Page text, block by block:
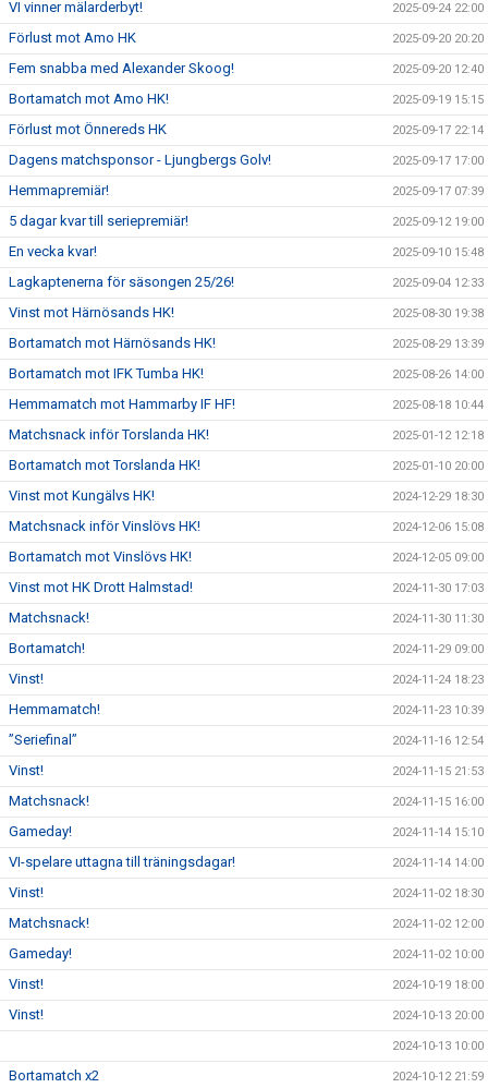
VI vinner mälarderbyt! 2025-09-24 22:00
Förlust mot Amo HK 2025-09-20 20:20
Fem snabba med Alexander Skoog! 2025-09-20 12:40
Bortamatch mot Amo HK! 2025-09-19 15:15
Förlust mot Önnereds HK 2025-09-17 22:14
Dagens matchsponsor - Ljungbergs Golv! 2025-09-17 17:00
Hemmapremiär! 2025-09-17 07:39
5 dagar kvar till seriepremiär! 2025-09-12 19:00
En vecka kvar! 2025-09-10 15:48
Lagkaptenerna för säsongen 25/26! 2025-09-04 12:33
Vinst mot Härnösands HK! 2025-08-30 19:38
Bortamatch mot Härnösands HK! 2025-08-29 13:39
Bortamatch mot IFK Tumba HK! 2025-08-26 14:00
Hemmamatch mot Hammarby IF HF! 2025-08-18 10:44
Matchsnack inför Torslanda HK! 2025-01-12 12:18
Bortamatch mot Torslanda HK! 2025-01-10 20:00
Vinst mot Kungälvs HK! 2024-12-29 18:30
Matchsnack inför Vinslövs HK! 2024-12-06 15:08
Bortamatch mot Vinslövs HK! 2024-12-05 09:00
Vinst mot HK Drott Halmstad! 2024-11-30 17:03
Matchsnack! 2024-11-30 11:30
Bortamatch! 2024-11-29 09:00
Vinst! 2024-11-24 18:23
Hemmamatch! 2024-11-23 10:39
”Seriefinal” 2024-11-16 12:54
Vinst! 2024-11-15 21:53
Matchsnack! 2024-11-15 16:00
Gameday! 2024-11-14 15:10
VI-spelare uttagna till träningsdagar! 2024-11-14 14:00
Vinst! 2024-11-02 18:30
Matchsnack! 2024-11-02 12:00
Gameday! 2024-11-02 10:00
Vinst! 2024-10-19 18:00
Vinst! 2024-10-13 20:00
2024-10-13 10:00
Bortamatch x2 2024-10-12 21:59